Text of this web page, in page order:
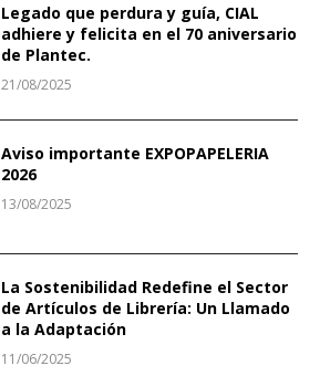
Legado que perdura y guía, CIAL
adhiere y felicita en el 70 aniversario
de Plantec.
21/08/2025
Aviso importante EXPOPAPELERIA
2026
13/08/2025
La Sostenibilidad Redefine el Sector
de Artículos de Librería: Un Llamado
a la Adaptación
11/06/2025